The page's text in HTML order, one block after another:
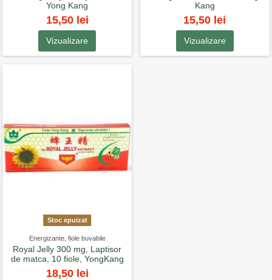
Yong Kang
15,50 lei
Vizualizare
Kang
15,50 lei
Vizualizare
Stoc epuizat
Energizante, fiole buvabile
Royal Jelly 300 mg, Laptisor
de matca, 10 fiole, YongKang
18,50 lei